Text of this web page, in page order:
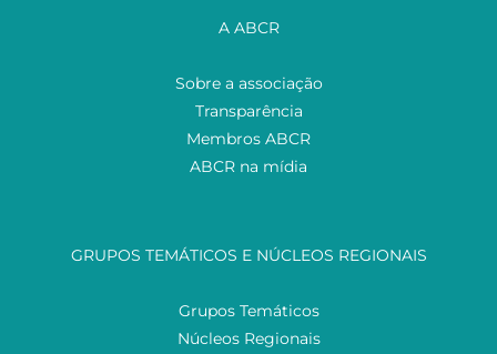
A ABCR
Sobre a associação
Transparência
Membros ABCR
ABCR na mídia
GRUPOS TEMÁTICOS E NÚCLEOS REGIONAIS
Grupos Temáticos
Núcleos Regionais